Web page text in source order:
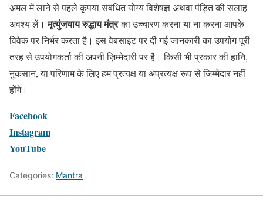
अमल में लाने से पहले कृपया संबंधित योग्य विशेषज्ञ अथवा पंड़ित की सलाह
अवश्य लें।मृत्युंजयाय रुद्धाय मंत्रका उच्चारण करना या ना करना आपके
विवेक पर निर्भर करता है। इस वेबसाइट पर दी गई जानकारी का उपयोग पूरी
तरह से उपयोगकर्ता की अपनी ज़िम्मेदारी पर है। किसी भी प्रकार की हानि,
नुकसान, या परिणाम के लिए हम प्रत्यक्ष या अप्रत्यक्ष रूप से जिम्मेदार नहीं
होंगे।
Facebook
Instagram
YouTube
Categories: Mantra